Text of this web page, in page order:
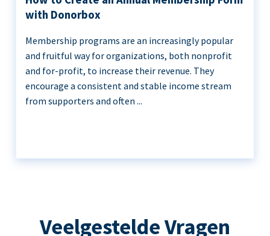
with Donorbox
Membership programs are an increasingly popular
and fruitful way for organizations, both nonprofit
and for-profit, to increase their revenue. They
encourage a consistent and stable income stream
from supporters and often ...
Veelgestelde Vragen